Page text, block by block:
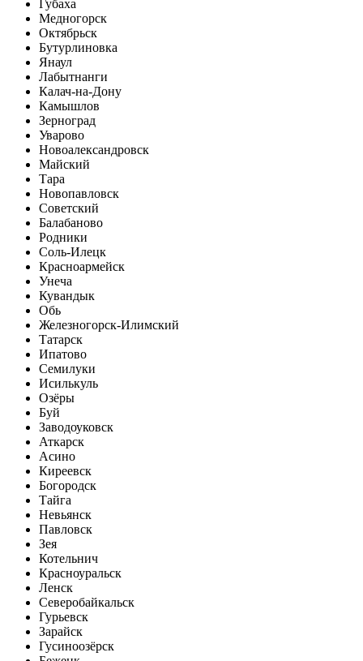
Губаха
Медногорск
Октябрьск
Бутурлиновка
Янаул
Лабытнанги
Калач-на-Дону
Камышлов
Зерноград
Уварово
Новоалександровск
Майский
Тара
Новопавловск
Советский
Балабаново
Родники
Соль-Илецк
Красноармейск
Унеча
Кувандык
Обь
Железногорск-Илимский
Татарск
Ипатово
Семилуки
Исилькуль
Озёры
Буй
Заводоуковск
Аткарск
Асино
Киреевск
Богородск
Тайга
Невьянск
Павловск
Зея
Котельнич
Красноуральск
Ленск
Северобайкальск
Гурьевск
Зарайск
Гусиноозёрск